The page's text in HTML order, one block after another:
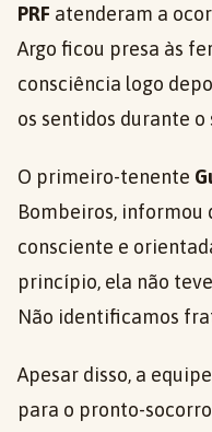
PRF atenderam a
Argo ficou presa às
consciência logo
os sentidos durante o
O primeiro-tenente
Bombeiros, informou
consciente e
princípio, ela não
Não identificamos
Apesar disso, a
para o pronto-